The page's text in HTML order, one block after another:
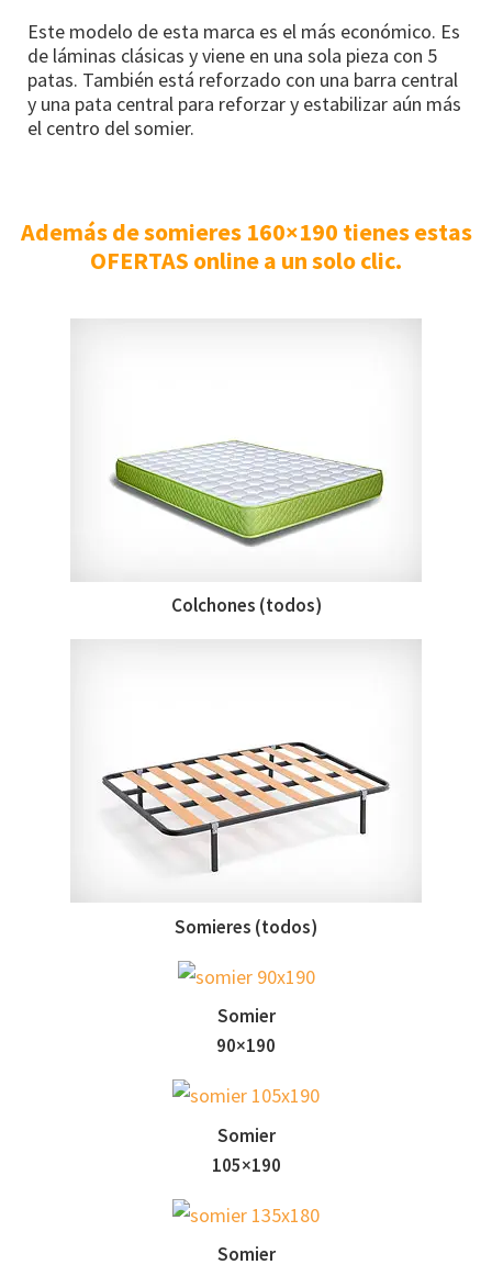
Este modelo de esta marca es el más económico. Es
de láminas clásicas y viene en una sola pieza con 5
patas. También está reforzado con una barra central
y una pata central para reforzar y estabilizar aún más
el centro del somier.
Además de somieres 160×190 tienes estas
OFERTAS online a un solo clic.
Colchones (todos)
Somieres (todos)
Somier
90×190
Somier
105×190
Somier